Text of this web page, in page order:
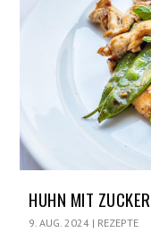
HUHN MIT
9. AUG. 2024 | REZEPTE